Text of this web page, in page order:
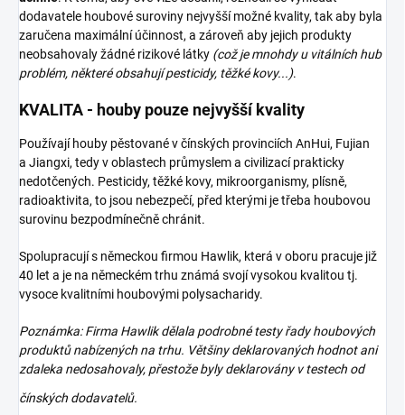
dodavatele houbové suroviny nejvyšší možné kvality, tak aby byla
zaručena maximální účinnost, a zároveň aby jejich produkty
neobsahovaly žádné rizikové látky (což je mnohdy u vitálních hub
problém, některé obsahují pesticidy, těžké kovy...).
KVALITA - houby pouze nejvyšší kvality
Používají houby pěstované v čínských provinciích AnHui, Fujian
a Jiangxi, tedy v oblastech průmyslem a civilizací prakticky
nedotčených. Pesticidy, těžké kovy, mikroorganismy, plísně,
radioaktivita, to jsou nebezpečí, před kterými je třeba houbovou
surovinu bezpodmínečně chránit.
Spolupracují s německou firmou Hawlik, která v oboru pracuje již
40 let a je na německém trhu známá svojí vysokou kvalitou tj.
vysoce kvalitními houbovými polysacharidy.
Poznámka: Firma Hawlik dělala podrobné testy řady houbových
produktů nabízených na trhu. Většiny deklarovaných hodnot ani
zdaleka nedosahovaly, přestože byly deklarovány v testech od
čínských dodavatelů.